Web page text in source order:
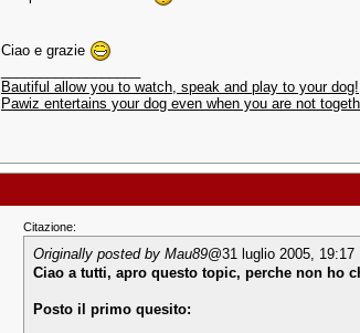
Ciao e grazie
Bautiful allow you to watch, speak and play to your dog!
Pawiz entertains your dog even when you are not
Citazione:
Originally posted by Mau89@31 luglio 2005, 19:17
Ciao a tutti, apro questo topic, perche non ho
Posto il primo quesito: